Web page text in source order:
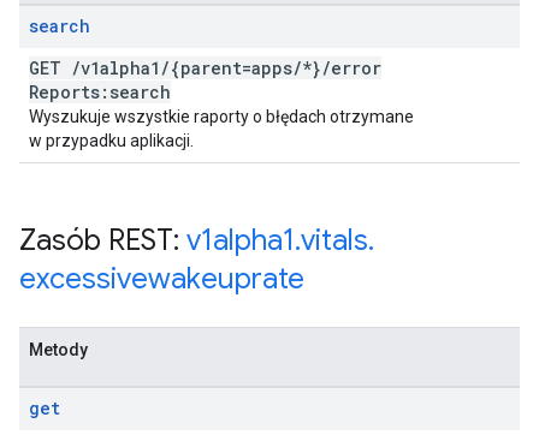
search
GET /v1alpha1 /{parent=apps/*}/error
Reports:search
Wyszukuje wszystkie raporty o błędach otrzymane
w przypadku aplikacji.
Zasób REST: v1alpha1.vitals.
excessivewakeuprate
Metody
get